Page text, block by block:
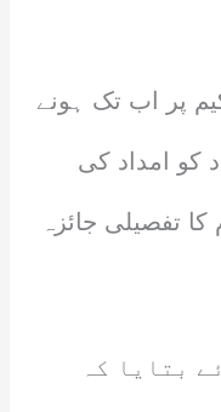
پر اب تک ہونے
کو امداد کی
تفصیلی جائزہ
بتایا کہ